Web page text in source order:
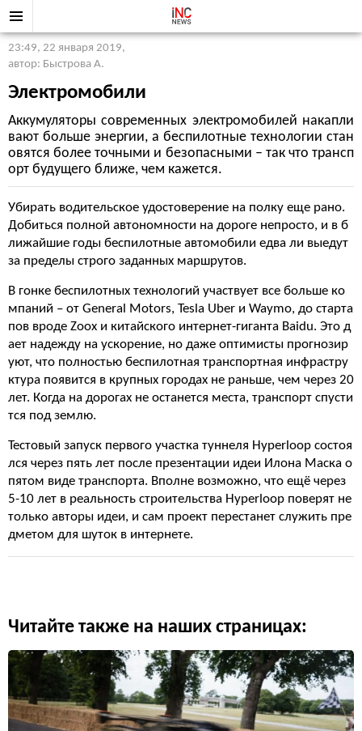
23:49, 22 января 2019,
автор: Быстрова А.
Электромобили
Аккумуляторы современных электромобилей накапли
вают больше энергии, а беспилотные технологии стан
овятся более точными и безопасными – так что трансп
орт будущего ближе, чем кажется.
Убирать водительское удостоверение на полку еще рано.
Добиться полной автономности на дороге непросто, и в б
лижайшие годы беспилотные автомобили едва ли выедут
за пределы строго заданных маршрутов.
В гонке беспилотных технологий участвует все больше ко
мпаний – от General Motors, Tesla Uber и Waymo, до старта
пов вроде Zoox и китайского интернет-гиганта Baidu. Это д
ает надежду на ускорение, но даже оптимисты прогнозир
уют, что полностью беспилотная транспортная инфрастру
ктура появится в крупных городах не раньше, чем через 20
лет. Когда на дорогах не останется места, транспорт спусти
тся под землю.
Тестовый запуск первого участка туннеля Hyperloop состоя
лся через пять лет после презентации идеи Илона Маска о
пятом виде транспорта. Вполне возможно, что ещё через
5-10 лет в реальность строительства Hyperloop поверят не
только авторы идеи, и сам проект перестанет служить пре
дметом для шуток в интернете.
Читайте также на наших страницах: